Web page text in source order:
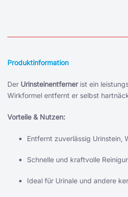
Produktinformation
Der Urinsteinentfernerist ein
Wirkformel entfernt er selbst
Vorteile & Nutzen:
Entfernt zuverlässig Urinstein,
Schnelle und kraftvolle
Ideal für Urinale und andere